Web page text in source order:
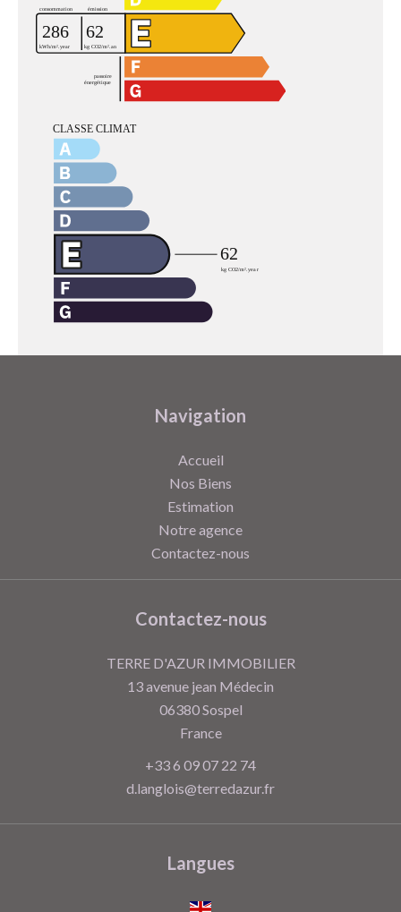
Navigation
Accueil
Nos Biens
Estimation
Notre agence
Contactez-nous
Contactez-nous
TERRE D'AZUR IMMOBILIER
13 avenue jean Médecin
06380Sospel
France
+33 6 09 07 22 74
d.langlois@terredazur.fr
Langues